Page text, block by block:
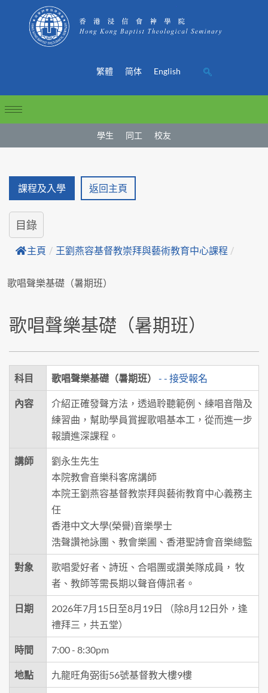
繁體 简体 English
學生 同工 校友
課程及入學 返回主頁
目錄
主頁 / 王劉燕容基督教崇拜與藝術教育中心課程 /
歌唱聲樂基礎（暑期班）
歌唱聲樂基礎（暑期班）
科目 歌唱聲樂基礎（暑期班） - - 接受報名
內容
介紹正確發聲方法，透過聆聽範例、練唱音階及
練習曲，幫助學員賞握歌唱基本工，從而進一步
報讀進深課程。
講師
劉永生先生
本院教會音樂科客席講師
本院王劉燕容基督教崇拜與藝術教育中心義務主
任
香港中文大學(榮譽)音樂學士
浩聲讚祂詠團、教會樂圃、香港聖詩會音樂總監
對象
歌唱愛好者、詩班、合唱團或讚美隊成員， 牧
者、教師等需長期以聲音傳訊者。
日期
2026年7月15日至8月19日 （除8月12日外，逢
禮拜三，共五堂）
時間 7:00 - 8:30pm
地點 九龍旺角弼街56號基督教大樓9樓